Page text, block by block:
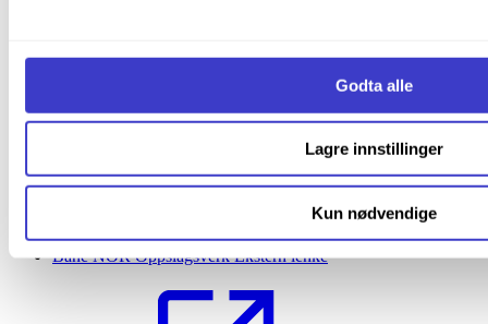
Godta alle
Lagre innstillinger
Kun nødvendige
Bane NOR OppslagsverkEkstern lenke